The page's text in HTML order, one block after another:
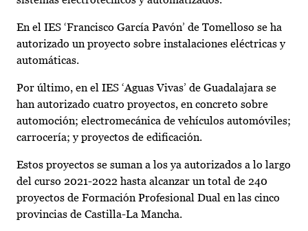
En el IES ‘Francisco García Pavón’ de Tomelloso se ha
autorizado un proyecto sobre instalaciones eléctricas y
automáticas.
Por último, en el IES ‘Aguas Vivas’ de Guadalajara se
han autorizado cuatro proyectos, en concreto sobre
automoción; electromecánica de vehículos automóviles;
carrocería; y proyectos de edificación.
Estos proyectos se suman a los ya autorizados a lo largo
del curso 2021-2022 hasta alcanzar un total de 240
proyectos de Formación Profesional Dual en las cinco
provincias de Castilla-La Mancha.